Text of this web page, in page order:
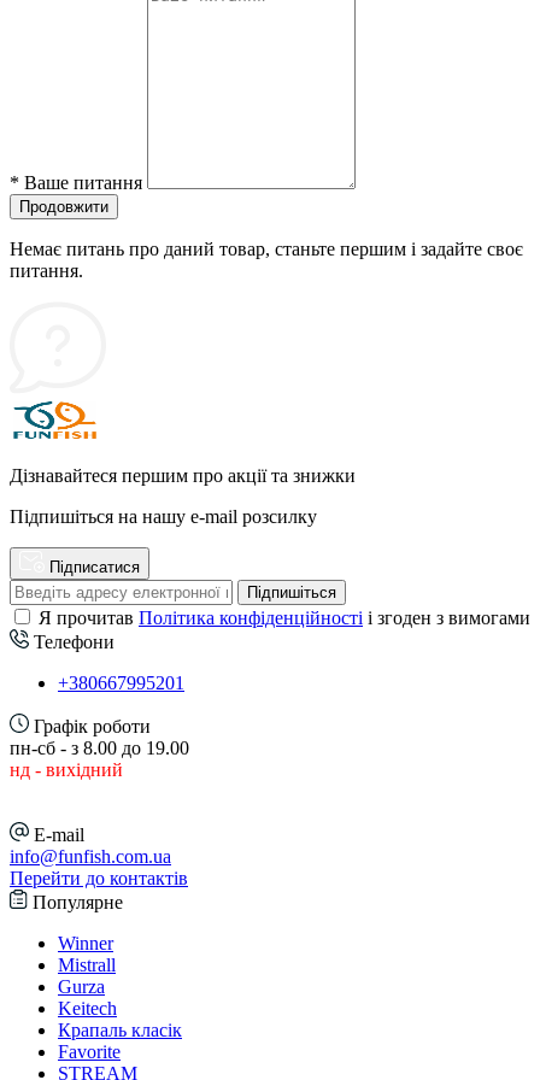
* Ваше питання
Продовжити
Немає питань про даний товар, станьте першим і задайте своє
питання.
Дізнавайтеся першим про акції та знижки
Підпишіться на нашу e-mail розсилку
Підписатися
Підпишіться
Я прочитав Політика конфіденційності і згоден з вимогами
Телефони
+380667995201
Графік роботи
пн-сб - з 8.00 до 19.00
нд - вихідний
E-mail
info@funfish.com.ua
Перейти до контактів
Популярне
Winner
Mistrall
Gurza
Keitech
Крапаль класік
Favorite
STREAM